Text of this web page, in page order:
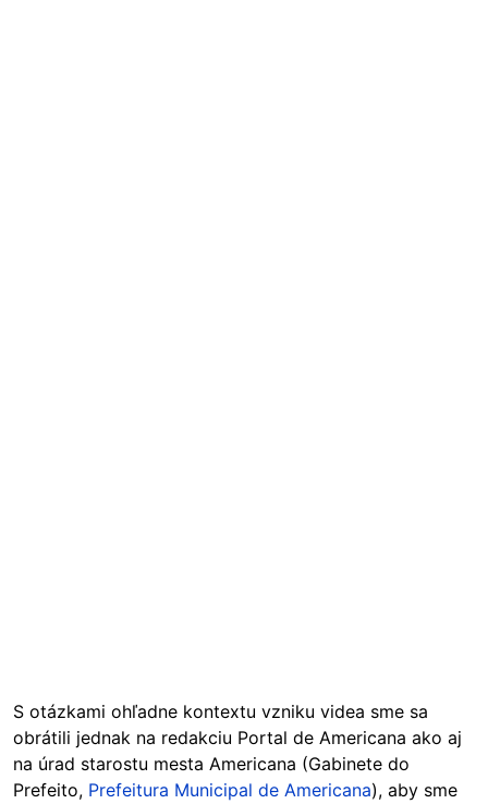
S otázkami ohľadne kontextu vzniku videa sme sa
obrátili jednak na redakciu Portal de Americana ako aj
na úrad starostu mesta Americana (Gabinete do
Prefeito, Prefeitura Municipal de Americana), aby sme